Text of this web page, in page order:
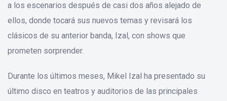
a los escenarios después de casi dos años alejado de
ellos, donde tocará sus nuevos temas y revisará los
clásicos de su anterior banda, Izal, con shows que
prometen sorprender.
Durante los últimos meses, Mikel Izal ha presentado su
último disco en teatros y auditorios de las principales